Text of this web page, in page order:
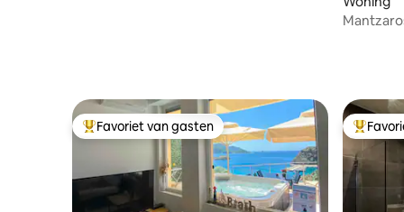
Topfavoriet van gasten
Favoriet van gasten